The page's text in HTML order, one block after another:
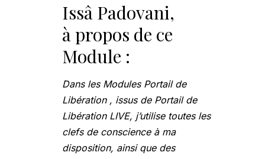
Issâ Padovani,
à propos de ce
Module :
Dans les Modules Portail de
Libération , issus de Portail de
Libération LIVE, j’utilise toutes les
clefs de conscience à ma
disposition, ainsi que des